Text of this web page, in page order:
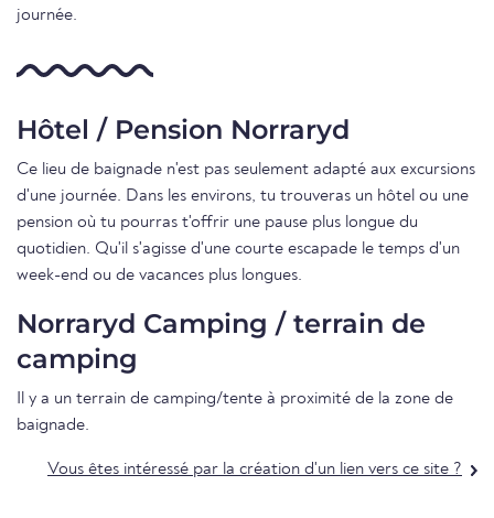
journée.
Hôtel / Pension Norraryd
Ce lieu de baignade n'est pas seulement adapté aux excursions
d'une journée. Dans les environs, tu trouveras un hôtel ou une
pension où tu pourras t'offrir une pause plus longue du
quotidien. Qu'il s'agisse d'une courte escapade le temps d'un
week-end ou de vacances plus longues.
Norraryd Camping / terrain de
camping
Il y a un terrain de camping/tente à proximité de la zone de
baignade.
Vous êtes intéressé par la création d'un lien vers ce site ?